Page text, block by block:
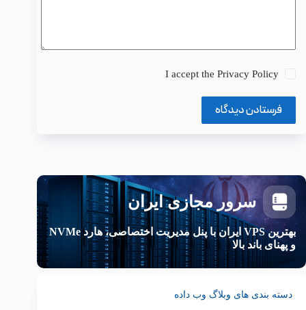
I accept the Privacy Policy
فرستادن دیدگاه
سرور مجازی ایران
بهترین VPS ایران با پنل مدیریت اختصاصی، هارد NVMe
و پهنای باند بالا
دسته بندی های وبلاگ وب داده